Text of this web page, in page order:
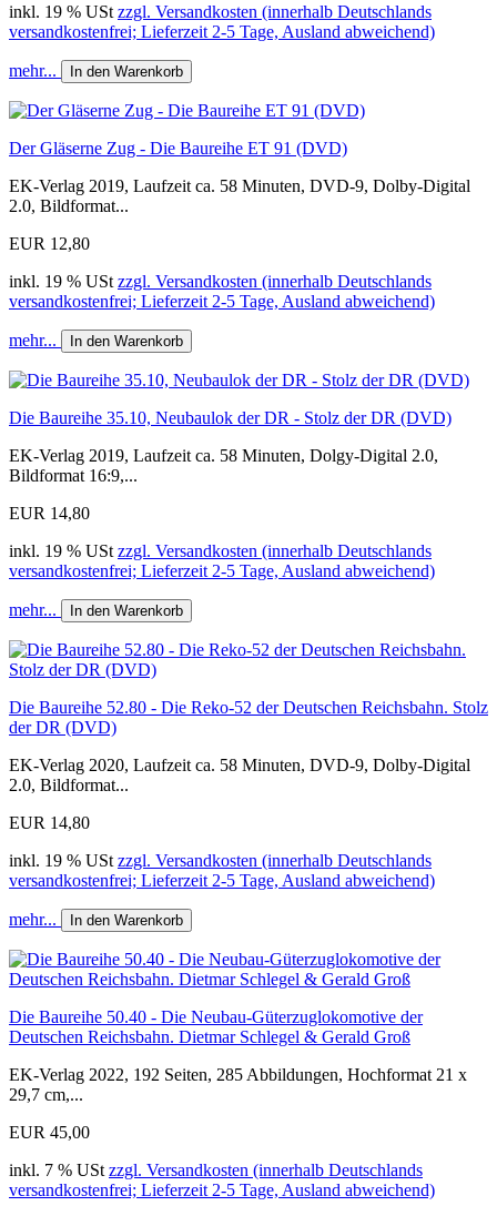
inkl. 19 % USt zzgl. Versandkosten (innerhalb Deutschlands
versandkostenfrei; Lieferzeit 2-5 Tage, Ausland abweichend)
mehr... In den Warenkorb
Der Gläserne Zug - Die Baureihe ET 91 (DVD)
EK-Verlag 2019, Laufzeit ca. 58 Minuten, DVD-9, Dolby-Digital
2.0, Bildformat...
EUR 12,80
inkl. 19 % USt zzgl. Versandkosten (innerhalb Deutschlands
versandkostenfrei; Lieferzeit 2-5 Tage, Ausland abweichend)
mehr... In den Warenkorb
Die Baureihe 35.10, Neubaulok der DR - Stolz der DR (DVD)
EK-Verlag 2019, Laufzeit ca. 58 Minuten, Dolgy-Digital 2.0,
Bildformat 16:9,...
EUR 14,80
inkl. 19 % USt zzgl. Versandkosten (innerhalb Deutschlands
versandkostenfrei; Lieferzeit 2-5 Tage, Ausland abweichend)
mehr... In den Warenkorb
Die Baureihe 52.80 - Die Reko-52 der Deutschen Reichsbahn. Stolz
der DR (DVD)
EK-Verlag 2020, Laufzeit ca. 58 Minuten, DVD-9, Dolby-Digital
2.0, Bildformat...
EUR 14,80
inkl. 19 % USt zzgl. Versandkosten (innerhalb Deutschlands
versandkostenfrei; Lieferzeit 2-5 Tage, Ausland abweichend)
mehr... In den Warenkorb
Die Baureihe 50.40 - Die Neubau-Güterzuglokomotive der
Deutschen Reichsbahn. Dietmar Schlegel & Gerald Groß
EK-Verlag 2022, 192 Seiten, 285 Abbildungen, Hochformat 21 x
29,7 cm,...
EUR 45,00
inkl. 7 % USt zzgl. Versandkosten (innerhalb Deutschlands
versandkostenfrei; Lieferzeit 2-5 Tage, Ausland abweichend)